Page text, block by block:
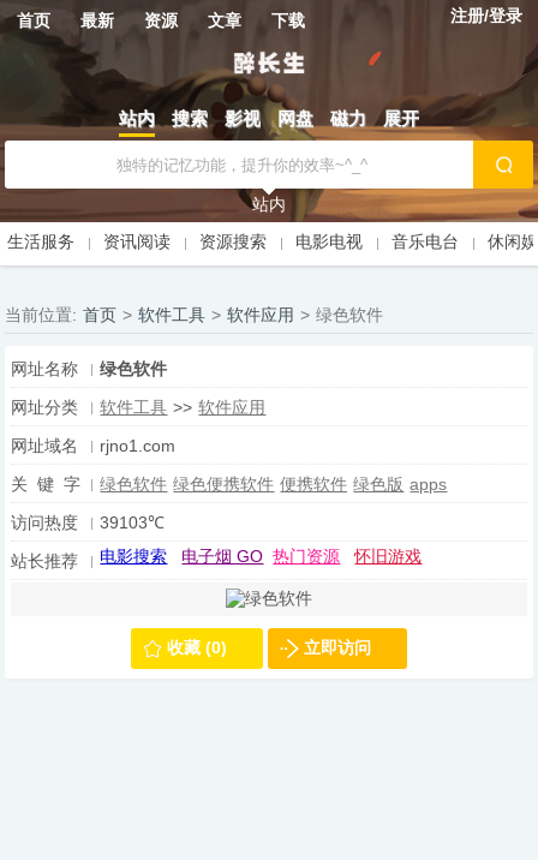
首页 最新 资源 文章 下载 注册/登录
站内 搜索 影视 网盘 磁力 展开
站内
生活服务
资讯阅读 资源搜索 电影电视 音乐电台 休闲
当前位置: 首页 > 软件工具 > 软件应用 > 绿色软件
网址名称
绿色软件
网址分类
软件工具 >> 软件应用
网址域名
rjno1.com
关 键 字
绿色软件 绿色便携软件 便携软件 绿色版 apps
访问热度
39103℃
站长推荐
电影搜索 电子烟 GO 热门资源 怀旧游戏
收藏 (0) 立即访问